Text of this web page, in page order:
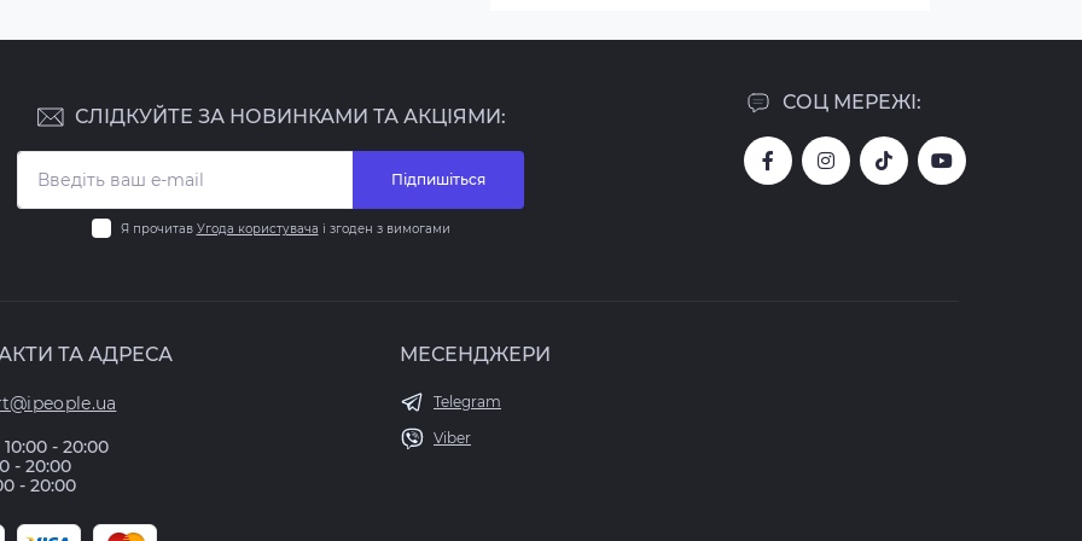
СОЦ МЕРЕЖІ:
СЛІДКУЙТЕ ЗА НОВИНКАМИ ТА АКЦІЯМИ:
Підпишіться
Я прочитав Угода користувача і згоден з вимогами
ТА АДРЕСА
- 20:00
- 20:00
- 20:00
МЕСЕНДЖЕРИ
Telegram
Viber